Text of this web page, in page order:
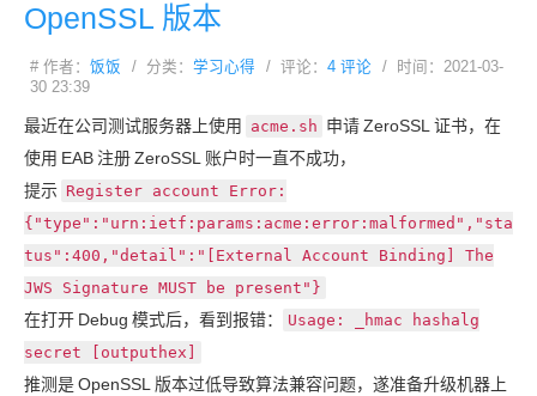
OpenSSL 版本
# 作者： 饭饭 / 分类： 学习心得 / 评论： 4 评论
/ 时间：2021-03-
30 23:39
最近在公司测试服务器上使用 acme.sh 申请ZeroSSL 证书，在
使用 EAB 注册ZeroSSL 账户时一直不成功，
提示 Register account Error:
{"type":"urn:ietf:params:acme:error:malformed","sta
tus":400,"detail":"[External Account Binding] The
JWS Signature MUST be present"}
在打开 Debug 模式后，看到报错：
Usage: _hmac hashalg
secret [outputhex]
推测是OpenSSL 版本过低导致算法兼容问题，遂准备升级机器上